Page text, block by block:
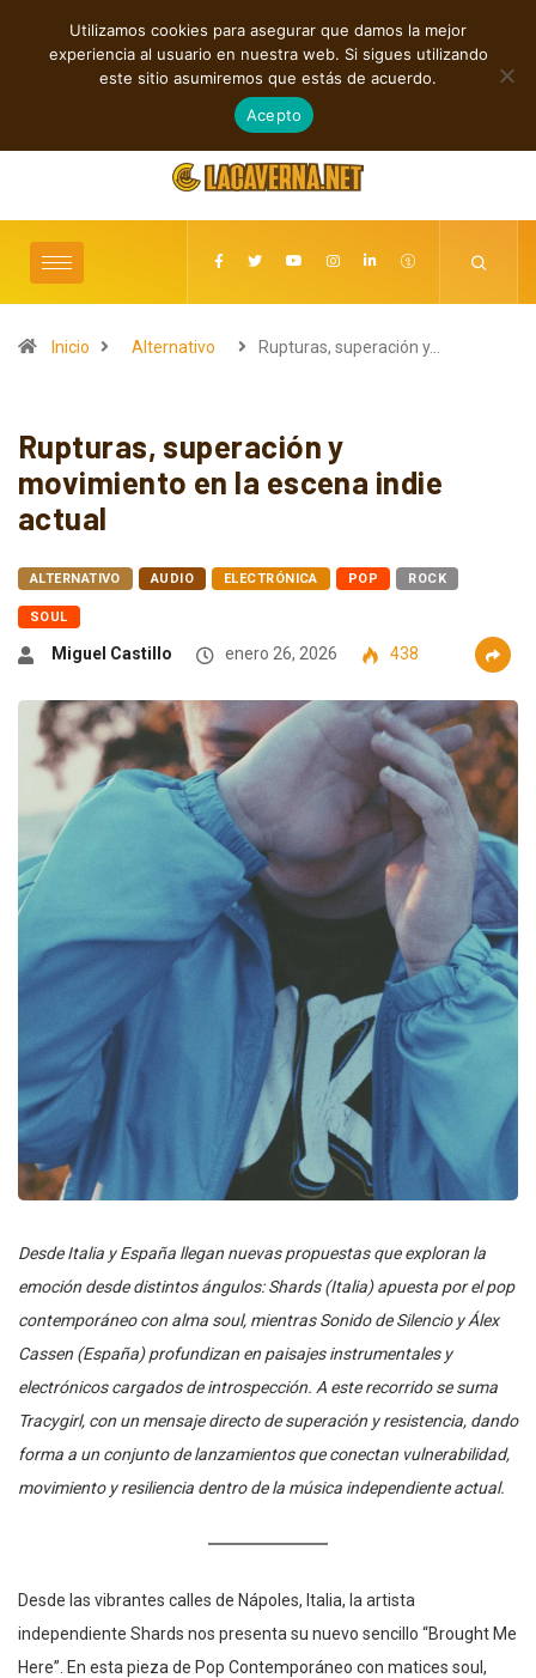
TENDENCIAS
Shaven Primates: Un estallido de Hard Rock contra el control digital
agosto 8, 2026
Inicio Alternativo Rupturas, superación y…
Rupturas, superación y
movimiento en la escena indie
actual
ALTERNATIVO AUDIO ELECTRÓNICA POP ROCK
SOUL
Miguel Castillo enero 26, 2026 438
Desde Italia y España llegan nuevas propuestas que exploran la
emoción desde distintos ángulos: Shards (Italia) apuesta por el pop
contemporáneo con alma soul, mientras Sonido de Silencio y Álex
Cassen (España) profundizan en paisajes instrumentales y
electrónicos cargados de introspección. A este recorrido se suma
Tracygirl, con un mensaje directo de superación y resistencia, dando
forma a un conjunto de lanzamientos que conectan vulnerabilidad,
movimiento y resiliencia dentro de la música independiente actual.
Desde las vibrantes calles de Nápoles, Italia, la artista
independiente Shards nos presenta su nuevo sencillo “Brought Me
Here”. En esta pieza de Pop Contemporáneo con matices soul,
Utilizamos cookies para asegurar que damos la mejor
experiencia al usuario en nuestra web. Si sigues utilizando
este sitio asumiremos que estás de acuerdo.
Acepto